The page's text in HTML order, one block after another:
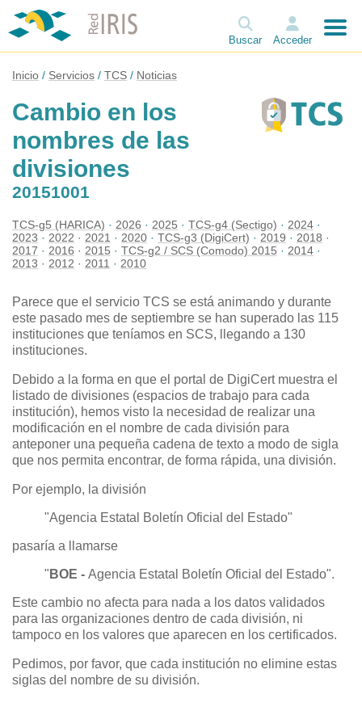
Buscar Acceder
Inicio Servicios TCS Noticias
Cambio en los
nombres de las
divisiones
20151001
TCS-g5 (HARICA) 2026 2025 TCS-g4 (Sectigo)
2024
2023
2022 2021 2020 TCS-g3 (DigiCert) 2019
2018
2017
2016 2015 TCS-g2 / SCS (Comodo) 2015
2014
2013
2012 2011 2010
Parece que el servicio TCS se está animando y durante
este pasado mes de septiembre se han superado las 115
instituciones que teníamos en SCS, llegando a 130
instituciones.
Debido a la forma en que el portal de DigiCert muestra el
listado de divisiones (espacios de trabajo para cada
institución), hemos visto la necesidad de realizar una
modificación en el nombre de cada división para
anteponer una pequeña cadena de texto a modo de sigla
que nos permita encontrar, de forma rápida, una división.
Por ejemplo, la división
"Agencia Estatal Boletín Oficial del Estado"
pasaría a llamarse
" BOE - Agencia Estatal Boletín Oficial del Estado".
Este cambio no afecta para nada a los datos validados
para las organizaciones dentro de cada división, ni
tampoco en los valores que aparecen en los certificados.
Pedimos, por favor, que cada institución no elimine estas
siglas del nombre de su división.